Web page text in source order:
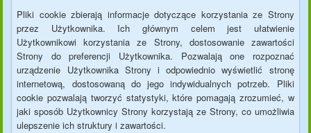
Pliki cookie zbierają informacje dotyczące korzystania ze Strony
przez Użytkownika. Ich głównym celem jest ułatwienie
Użytkownikowi korzystania ze Strony, dostosowanie zawartości
Strony do preferencji Użytkownika. Pozwalają one rozpoznać
urządzenie Użytkownika Strony i odpowiednio wyświetlić stronę
internetową, dostosowaną do jego indywidualnych potrzeb. Pliki
cookie pozwalają tworzyć statystyki, które pomagają zrozumieć, w
jaki sposób Użytkownicy Strony korzystają ze Strony, co umożliwia
ulepszenie ich struktury i zawartości.